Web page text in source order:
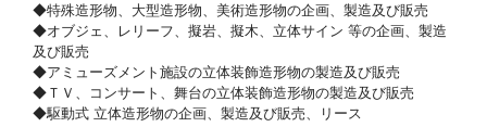
◆特殊造形物、大型造形物、美術造形物の企画、製造及び販売
◆オブジェ、レリーフ、擬岩、擬木、立体サイン 等の企画、製造
及び販売
◆アミューズメント施設の立体装飾造形物の製造及び販売
◆ＴＶ、コンサート、舞台の立体装飾造形物の製造及び販売
◆駆動式 立体造形物の企画、製造及び販売、リース